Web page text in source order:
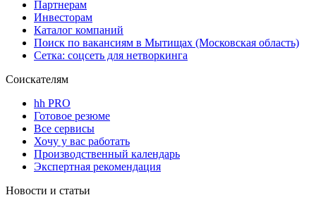
Партнерам
Инвесторам
Каталог компаний
Поиск по вакансиям в Мытищах (Московская область)
Сетка: соцсеть для нетворкинга
Соискателям
hh PRO
Готовое резюме
Все сервисы
Хочу у вас работать
Производственный календарь
Экспертная рекомендация
Новости и статьи